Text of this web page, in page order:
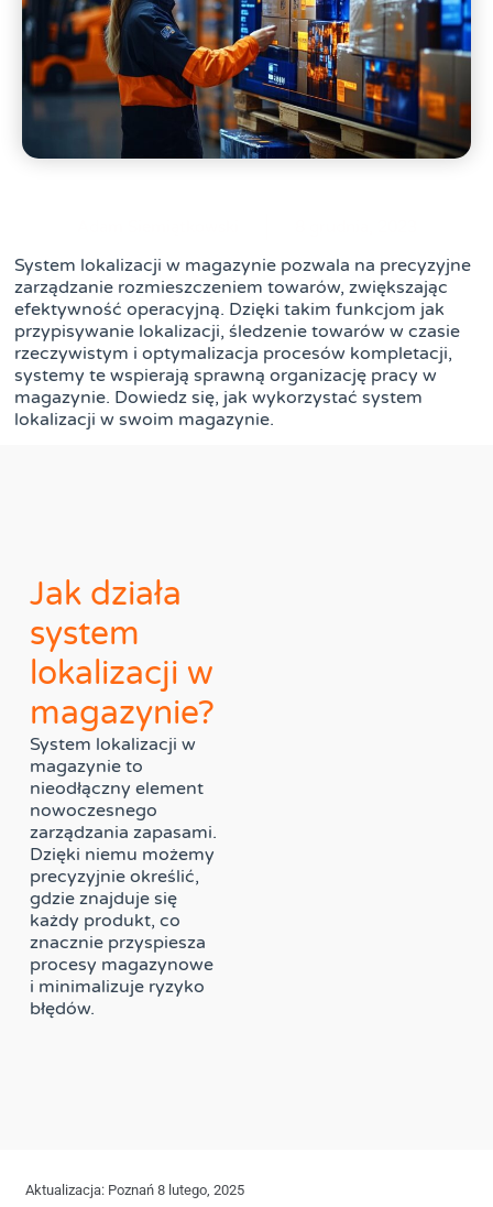
System lokalizacji w magazynie pozwala na precyzyjne
zarządzanie rozmieszczeniem towarów, zwiększając
efektywność operacyjną. Dzięki takim funkcjom jak
przypisywanie lokalizacji, śledzenie towarów w czasie
rzeczywistym i optymalizacja procesów kompletacji,
systemy te wspierają sprawną organizację pracy w
magazynie. Dowiedz się, jak wykorzystać system
lokalizacji w swoim magazynie.
Jak działa
system
lokalizacji w
magazynie?
System lokalizacji w
magazynie to
nieodłączny element
nowoczesnego
zarządzania zapasami.
Dzięki niemu możemy
precyzyjnie określić,
gdzie znajduje się
każdy produkt, co
znacznie przyspiesza
procesy magazynowe
i minimalizuje ryzyko
błędów.
Aktualizacja: Poznań 8 lutego, 2025